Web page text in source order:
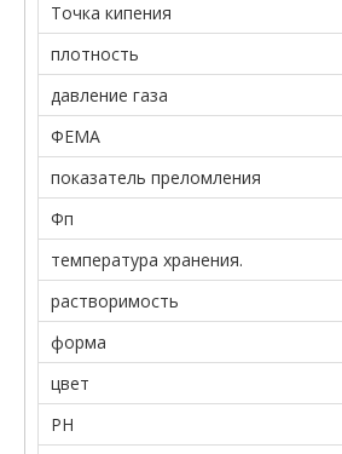
Точка кипения
плотность
давление газа
ФЕМА
показатель преломления
Фп
температура хранения.
растворимость
форма
цвет
PH